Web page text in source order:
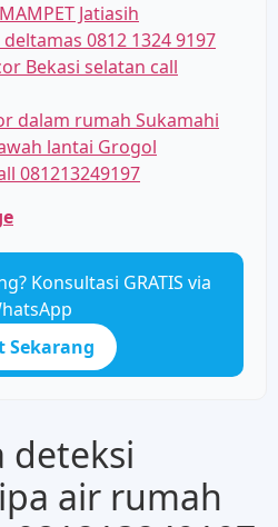
Jatiasih
0812 1324 9197
Bekasi selatan call
dalam rumah Sukamahi
lantai Grogol
081213249197
Konsultasi GRATIS via
Sekarang
deteksi
air rumah